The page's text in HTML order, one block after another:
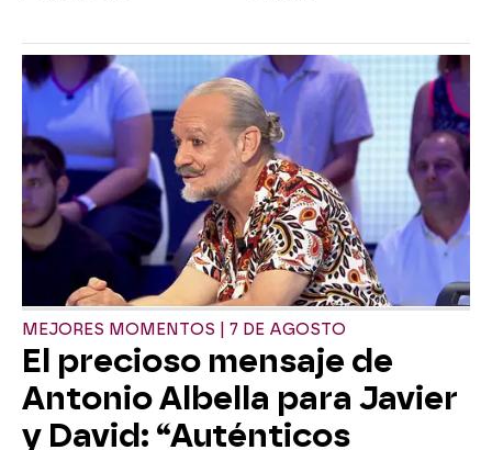
MEJORES MOMENTOS | 7 DE AGOSTO
El precioso mensaje de
Antonio Albella para Javier
y David: “Auténticos